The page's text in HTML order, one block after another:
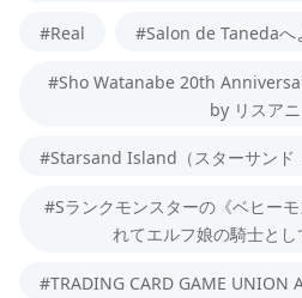
#Real #Salon de Tanedaへ
#Sho Watanabe 20th
by リスアニ
#Starsand Island（スターサンド
#Sランクモンスターの《ベヒー
れてエルフ娘の騎士と
#TRADING CARD GAME UNION